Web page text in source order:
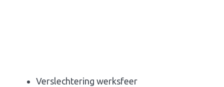
Verslechtering werksfeer